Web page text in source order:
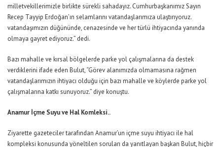
milletvekillerimizle birlikte sürekli sahadayız. Cumhurbaşkanımız Sayın
Recep Tayyip Erdoğan’ın selamlarını vatandaşlarımıza ulaştırıyoruz.
vatandaşımızın düğününde, cenazesinde ve her türlü ihtiyacında yanında
olmaya gayret ediyoruz.” dedi.
Bazı mahalle ve kırsal bölgelerde parke yol çalışmalarına da destek
verdiklerini ifade eden Bulut, “Görev alanımızda olmamasına rağmen
vatandaşlarımızın ihtiyacı olduğu için bazı mahalle ve köylerde parke yol
çalışmalarına katkı sunuyoruz.” diye konuştu.
Anamur İçme Suyu ve Hal Komleksi..
Ziyarette gazeteciler tarafından Anamur’un içme suyu ihtiyacı ile hal
kompleksi konusunda yöneltilen soruları da yanıtlayan başkan Bulut, hiçbir